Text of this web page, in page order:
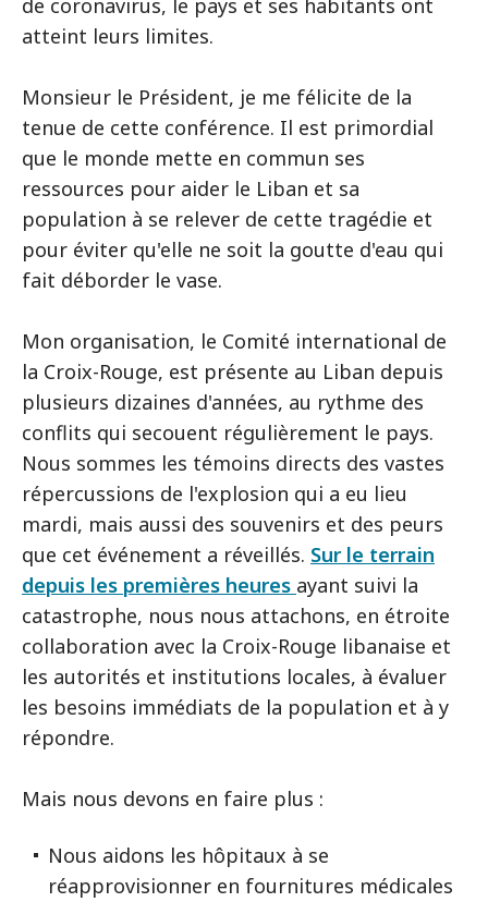
de coronavirus, le pays et ses habitants ont
atteint leurs limites.
Monsieur le Président, je me félicite de la
tenue de cette conférence. Il est primordial
que le monde mette en commun ses
ressources pour aider le Liban et sa
population à se relever de cette tragédie et
pour éviter qu'elle ne soit la goutte d'eau qui
fait déborder le vase.
Mon organisation, le Comité international de
la Croix-Rouge, est présente au Liban depuis
plusieurs dizaines d'années, au rythme des
conflits qui secouent régulièrement le pays.
Nous sommes les témoins directs des vastes
répercussions de l'explosion qui a eu lieu
mardi, mais aussi des souvenirs et des peurs
que cet événement a réveillés. Sur le terrain
depuis les premières heures ayant suivi la
catastrophe, nous nous attachons, en étroite
collaboration avec la Croix-Rouge libanaise et
les autorités et institutions locales, à évaluer
les besoins immédiats de la population et à y
répondre.
Mais nous devons en faire plus :
Nous aidons les hôpitaux à se
réapprovisionner en fournitures médicales